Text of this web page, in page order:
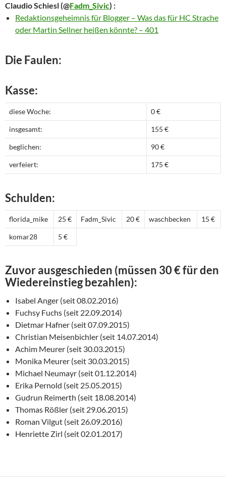
Claudio Schiesl(@Fadm_Sivic) :
Redaktionsgeheimnis für Blogger – Was das für HC Strache
oder Martin Sellner heißen könnte? – 401
Die Faulen:
Kasse:
diese Woche: 0 €
insgesamt: 155 €
beglichen: 90 €
verfeiert: 175 €
Schulden:
florida_mike 25 € Fadm_Sivic 20 € waschbecken 15 €
komar28 5 €
Zuvor ausgeschieden (müssen 30 € für den
Wiedereinstieg bezahlen):
Isabel Anger (seit 08.02.2016)
Fuchsy Fuchs (seit 22.09.2014)
Dietmar Hafner (seit 07.09.2015)
Christian Meisenbichler (seit 14.07.2014)
Achim Meurer (seit 30.03.2015)
Monika Meurer (seit 30.03.2015)
Michael Neumayr (seit 01.12.2014)
Erika Pernold (seit 25.05.2015)
Gudrun Reimerth (seit 18.08.2014)
Thomas Rößler (seit 29.06.2015)
Roman Vilgut (seit 26.09.2016)
Henriette Zirl (seit 02.01.2017)